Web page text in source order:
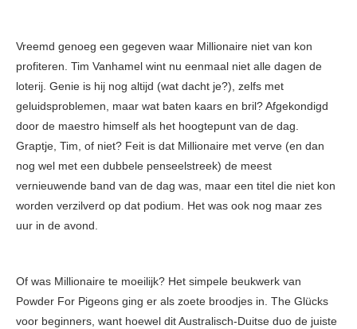
Vreemd genoeg een gegeven waar Millionaire niet van kon
profiteren. Tim Vanhamel wint nu eenmaal niet alle dagen de
loterij. Genie is hij nog altijd (wat dacht je?), zelfs met
geluidsproblemen, maar wat baten kaars en bril? Afgekondigd
door de maestro himself als het hoogtepunt van de dag.
Graptje, Tim, of niet? Feit is dat Millionaire met verve (en dan
nog wel met een dubbele penseelstreek) de meest
vernieuwende band van de dag was, maar een titel die niet kon
worden verzilverd op dat podium. Het was ook nog maar zes
uur in de avond.
Of was Millionaire te moeilijk? Het simpele beukwerk van
Powder For Pigeons ging er als zoete broodjes in. The Glücks
voor beginners, want hoewel dit Australisch-Duitse duo de juiste